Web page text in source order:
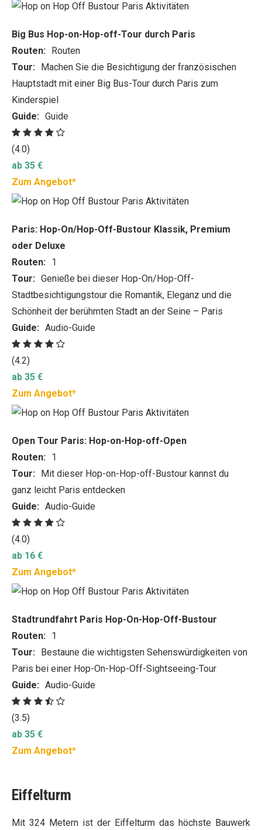
Big Bus Hop-on-Hop-off-Tour durch Paris
Routen: Routen
Tour: Machen Sie die Besichtigung der französischen
Hauptstadt mit einer Big Bus-Tour durch Paris zum
Kinderspiel
Guide: Guide
(4.0)
ab 35 €
Zum Angebot*
Paris: Hop-On/Hop-Off-Bustour Klassik, Premium
oder Deluxe
Routen: 1
Tour: Genieße bei dieser Hop-On/Hop-Off-
Stadtbesichtigungstour die Romantik, Eleganz und die
Schönheit der berühmten Stadt an der Seine – Paris
Guide: Audio-Guide
(4.2)
ab 35 €
Zum Angebot*
Open Tour Paris: Hop-on-Hop-off-Open
Routen: 1
Tour: Mit dieser Hop-on-Hop-off-Bustour kannst du
ganz leicht Paris entdecken
Guide: Audio-Guide
(4.0)
ab 16 €
Zum Angebot*
Stadtrundfahrt Paris Hop-On-Hop-Off-Bustour
Routen: 1
Tour: Bestaune die wichtigsten Sehenswürdigkeiten von
Paris bei einer Hop-On-Hop-Off-Sightseeing-Tour
Guide: Audio-Guide
(3.5)
ab 35 €
Zum Angebot*
Eiffelturm
Mit 324 Metern ist der Eiffelturm das höchste Bauwerk